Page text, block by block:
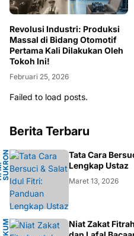
Revolusi Industri: Produksi
Massal di Bidang Otomotif
Pertama Kali Dilakukan Oleh
Tokoh Ini!
Februari 25, 2026
Failed to load posts.
Berita Terbaru
NA
Tata Cara
Lengkap Ustaz
Maret 13, 2026
Niat Zakat